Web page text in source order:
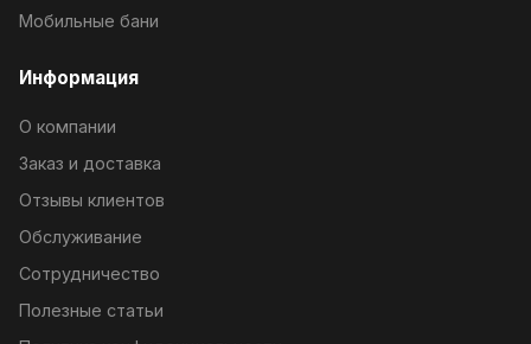
Мобильные бани
Информация
О компании
Заказ и доставка
Отзывы клиентов
Обслуживание
Сотрудничество
Полезные статьи